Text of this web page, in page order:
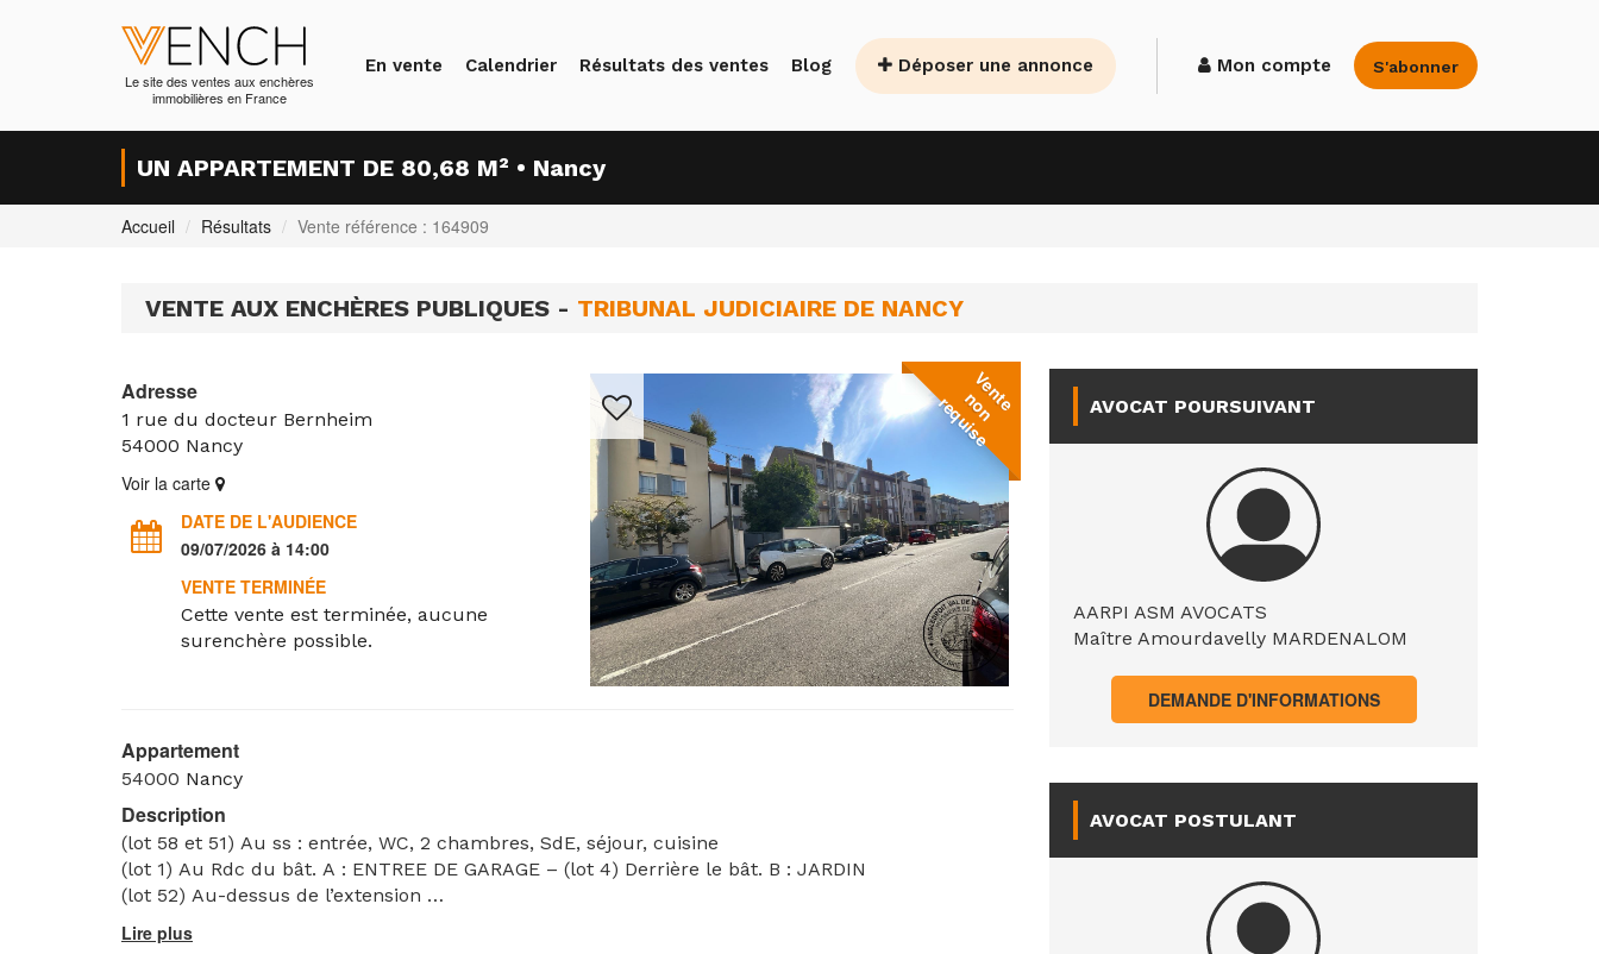
Le site des ventes aux enchères
immobilières en France
En vente Calendrier Résultats des ventes Blog Déposer une annonce Mon compte S'abonner
UN APPARTEMENT DE 80,68 M² • Nancy
Accueil Résultats Vente référence : 164909
VENTE AUX ENCHÈRES PUBLIQUES - TRIBUNAL JUDICIAIRE DE NANCY
Adresse
1 rue du docteur Bernheim
54000 Nancy
Voir la carte
DATE DE L'AUDIENCE
09/07/2026 à 14:00
VENTE TERMINÉE
Cette vente est terminée, aucune
surenchère possible.
V
e
n
t
e
n
o
n
r
e
q
u
i
s
e
Appartement
54000 Nancy
Description
(lot 58 et 51) Au ss : entrée, WC, 2 chambres, SdE, séjour, cuisine
(lot 1) Au Rdc du bât. A : ENTREE DE GARAGE – (lot 4) Derrière le bât. B : JARDIN
(lot 52) Au-dessus de l’extension
(lots 5 et 51) : TERRASSE de 66 m²
AVOCAT POURSUIVANT
AARPI ASM AVOCATS
Maître Amourdavelly MARDENALOM
DEMANDE D'INFORMATIONS
AVOCAT POSTULANT